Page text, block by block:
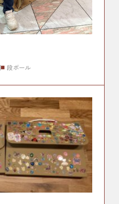
段ボール